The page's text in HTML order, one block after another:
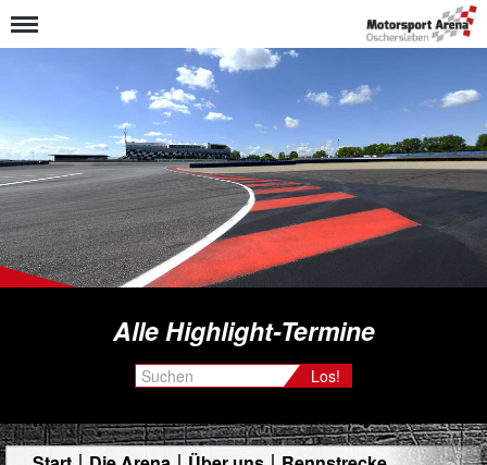
Alle Highlight-Termine
Los!